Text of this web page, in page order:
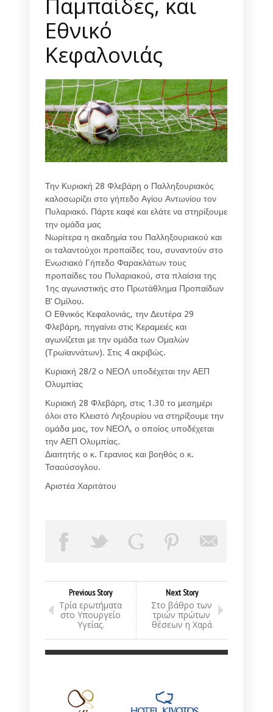
Εθνικό
Κεφαλονιάς
Την Κυριακή 28 Φλεβάρη ο Παλληξουριακός
καλοσωρίζει στο γήπεδο Αγίου Αντωνίου τον
Πυλαριακό. Πάρτε καφέ και ελάτε να στηρίξουμε
την ομάδα μας
Νωρίτερα η ακαδημία του Παλληξουριακού και
οι ταλαντούχοι προπαίδες του, συναντούν στο
Ενωσιακό Γήπεδο Φαρακλάτων τους
προπαίδες του Πυλαριακού, στα πλαίσια της
1ης αγωνιστικής στο Πρωτάθλημα Προπαίδων
Β’ Ομίλου.
Ο Εθνικός Κεφαλονιάς, την Δευτέρα 29
Φλεβάρη, πηγαίνει στις Κεραμειές και
αγωνίζεται με την ομάδα των Ομαλών
(Τρωϊαννάτων). Στις 4 ακριβώς.
Κυριακή 28/2 ο ΝΕΟΛ υποδέχεται την ΑΕΠ
Ολυμπίας
Κυριακή 28 Φλεβάρη, στις 1.30 το μεσημέρι
όλοι στο Κλειστό Ληξουρίου να στηρίξουμε την
ομάδα μας, τον ΝΕΟΛ, ο οποίος υποδέχεται
την ΑΕΠ Ολυμπίας.
Διαιτητής ο κ. Γερανιος και βοηθός ο κ.
Τσαούσογλου.
Αριστέα Χαριτάτου
Previous Story
Τρία ερωτήματα
στο Υπουργείο
Υγείας.
Next Story
Στο βάθρο των
τριών πρώτων
θέσεων η Χαρά